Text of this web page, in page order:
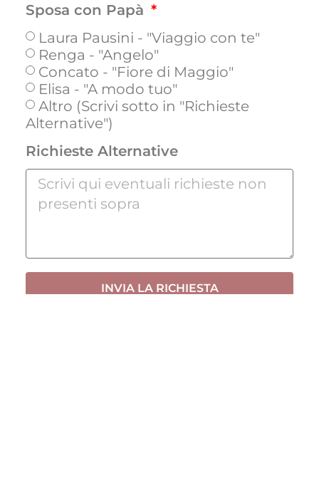
Sposa con Papà
Laura Pausini - "Viaggio con te"
Renga - "Angelo"
Concato - "Fiore di Maggio"
Elisa - "A modo tuo"
Altro (Scrivi sotto in "Richieste
Alternative")
Richieste Alternative
INVIA LA RICHIESTA